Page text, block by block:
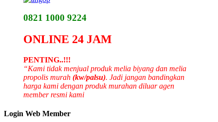
0821 1000 9224
ONLINE 24 JAM
PENTING..!!!
“Kami tidak menjual produk melia biyang dan melia
propolis murah (kw/palsu). Jadi jangan bandingkan
harga kami dengan produk murahan diluar agen
member resmi kami
Login Web Member